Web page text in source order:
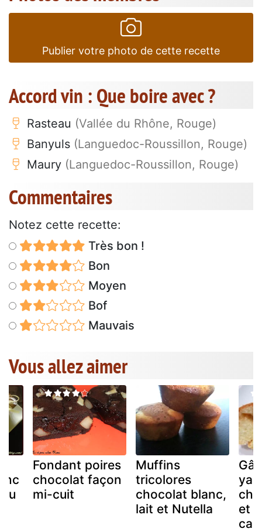
Publier votre photo de cette recette
Accord vin : Que boire avec ?
Rasteau (Vallée du Rhône, Rouge)
Banyuls (Languedoc-Roussillon, Rouge)
Maury (Languedoc-Roussillon, Rouge)
Commentaires
Notez cette recette:
Très bon !
Bon
Moyen
Bof
Mauvais
Vous allez aimer
Fondant poires
chocolat façon
mi-cuit
Muffins
tricolores
chocolat blanc,
lait et Nutella
et